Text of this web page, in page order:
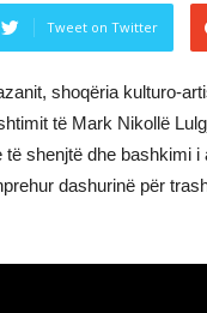
Tweet on Twitter
shoqëria kulturo-
të Mark Nikollë
shenjtë dhe bashkimi
dashurinë për